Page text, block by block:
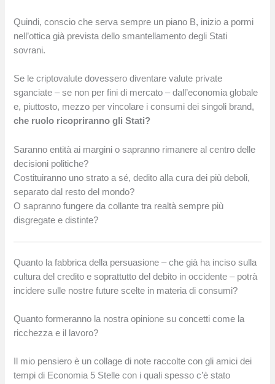
Quindi, conscio che serva sempre un piano B, inizio a pormi
nell’ottica già prevista dello smantellamento degli Stati
sovrani.
Se le criptovalute dovessero diventare valute private
sganciate – se non per fini di mercato – dall’economia globale
e, piuttosto, mezzo per vincolare i consumi dei singoli brand,
che ruolo ricopriranno gli Stati?
Saranno entità ai margini o sapranno rimanere al centro delle
decisioni politiche?
Costituiranno uno strato a sé, dedito alla cura dei più deboli,
separato dal resto del mondo?
O sapranno fungere da collante tra realtà sempre più
disgregate e distinte?
Quanto la fabbrica della persuasione – che già ha inciso sulla
cultura del credito e soprattutto del debito in occidente – potrà
incidere sulle nostre future scelte in materia di consumi?
Quanto formeranno la nostra opinione su concetti come la
ricchezza e il lavoro?
Il mio pensiero è un collage di note raccolte con gli amici dei
tempi di Economia 5 Stelle con i quali spesso c’è stato